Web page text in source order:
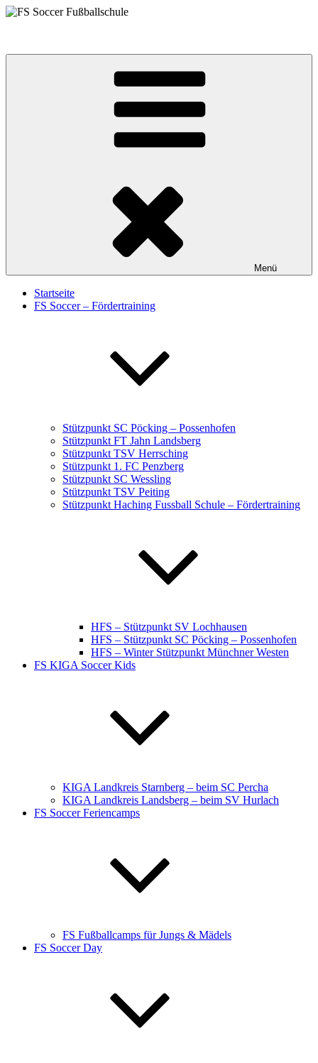
Zum
Menü
Startseite
FS Soccer – Fördertraining
Stützpunkt SC Pöcking – Possenhofen
Stützpunkt FT Jahn Landsberg
Stützpunkt TSV Herrsching
Stützpunkt 1. FC Penzberg
Stützpunkt SC Wessling
Stützpunkt TSV Peiting
Stützpunkt Haching Fussball Schule – Fördertraining
HFS – Stützpunkt SV Lochhausen
HFS – Stützpunkt SC Pöcking – Possenhofen
HFS – Winter Stützpunkt Münchner Westen
FS KIGA Soccer Kids
KIGA Landkreis Starnberg – beim SC Percha
KIGA Landkreis Landsberg – beim SV Hurlach
FS Soccer Feriencamps
FS Fußballcamps für Jungs & Mädels
FS Soccer Day